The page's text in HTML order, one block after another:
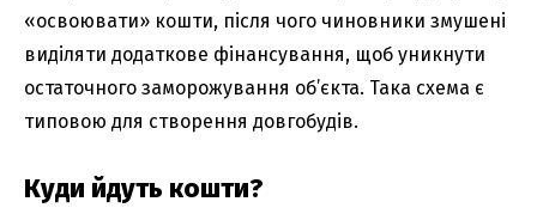
«освоювати» кошти, після чого чиновники змушені
виділяти додаткове фінансування, щоб уникнути
остаточного заморожування об’єкта. Така схема є
типовою для створення довгобудів.
Куди йдуть кошти?